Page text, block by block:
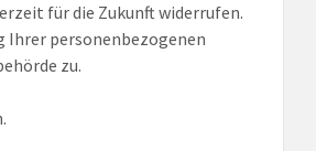
für die Zukunft widerrufen.
Ihrer personenbezogenen
zu.